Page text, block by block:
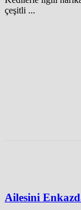
çeşitli ...
Ailesini